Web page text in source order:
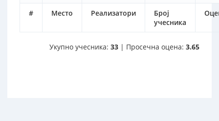
# Место Реализатори
Број
учесника
Укупно учесника: 33 | Просечна оцена: 3.65